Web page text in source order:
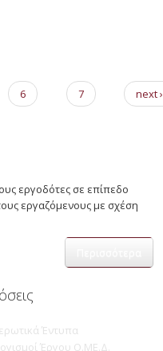
6 7 next ›
εργοδότες σε επίπεδο
εργαζόμενους με σχέση
Έντυπα
Έργου Ο.ΜΕ.Δ.